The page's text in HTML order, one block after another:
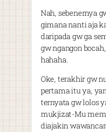
Nah, sebenernya
gimana nanti aja
daripada gw ga
gw ngangon
hahaha.
Oke, terakhir gw
pertama itu ya,
ternyata gw lolos
mukjizat-Mu
diajakin